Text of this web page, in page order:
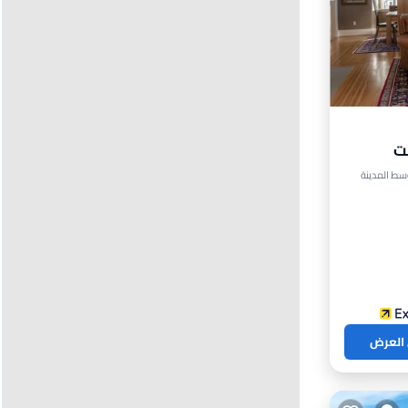
العرض